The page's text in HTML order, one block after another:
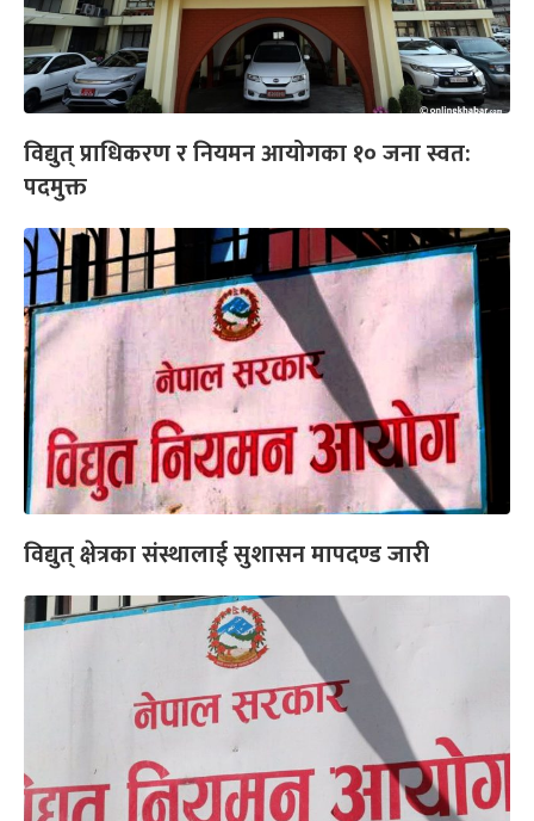
विद्युत् प्राधिकरण र नियमन आयोगका १० जना स्वत:
पदमुक्त
विद्युत् क्षेत्रका संस्थालाई सुशासन मापदण्ड जारी